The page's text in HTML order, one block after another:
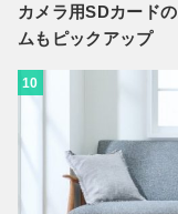
カメラ用SDカード
ムもピックアップ
10